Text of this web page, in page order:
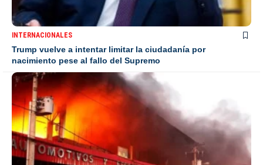
INTERNACIONALES
Trump vuelve a intentar limitar la ciudadanía por
nacimiento pese al fallo del Supremo